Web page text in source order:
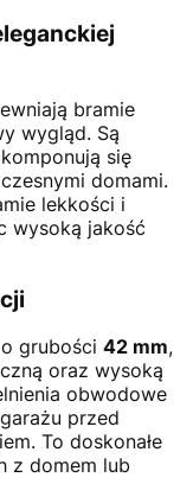
bramie
wygląd. Są
się
domami.
lekkości i
wysoką jakość
grubości 42 mm,
oraz wysoką
obwodowe
przed
To doskonałe
z domem lub